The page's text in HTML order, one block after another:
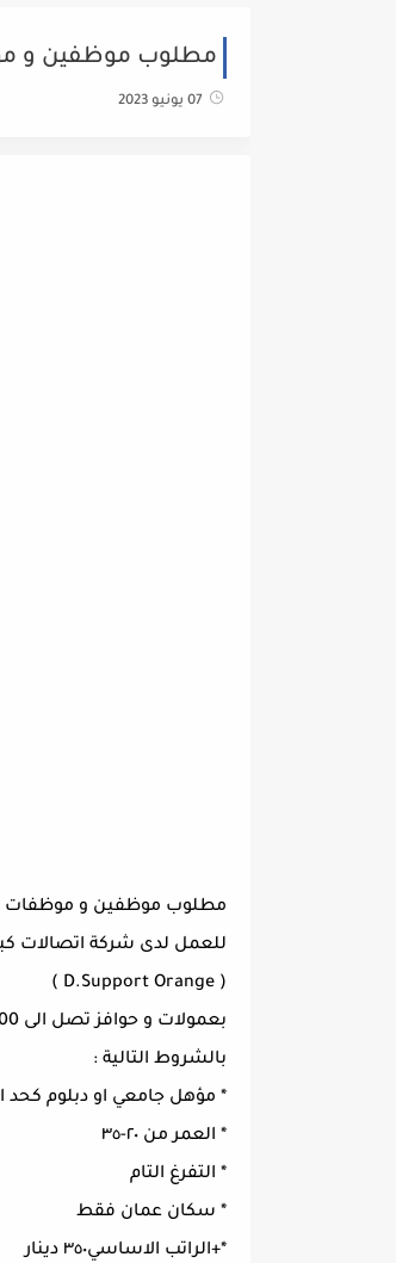
مطلوب موظفين و
07 يونيو 2023
مطلوب موظفين و موظفات
للعمل لدى شركة اتصالات
‏( D.Support Orange )
بعمولات و حوافز تصل الى 600 دينار
بالشروط التالية :
* مؤهل جامعي او دبلوم كحد
* العمر من ٢٠-٣٥
* التفرغ التام
* سكان عمان فقط
*+الراتب الاساسي٣٥٠ دينار